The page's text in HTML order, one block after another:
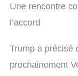
Une rencontre
l’accord
Trump a précisé
prochainement